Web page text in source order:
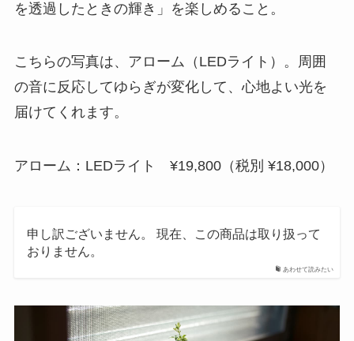
を透過したときの輝き」を楽しめること。
こちらの写真は、アローム（LEDライト）。周囲
の音に反応してゆらぎが変化して、心地よい光を
届けてくれます。
アローム：LEDライト ¥19,800（税別 ¥18,000）
あわせて読みたい
申し訳ございません。 現在、この商品は取り扱って
おりません。